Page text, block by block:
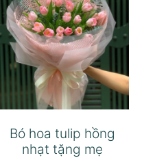
Bó hoa tulip hồng
nhạt tặng mẹ